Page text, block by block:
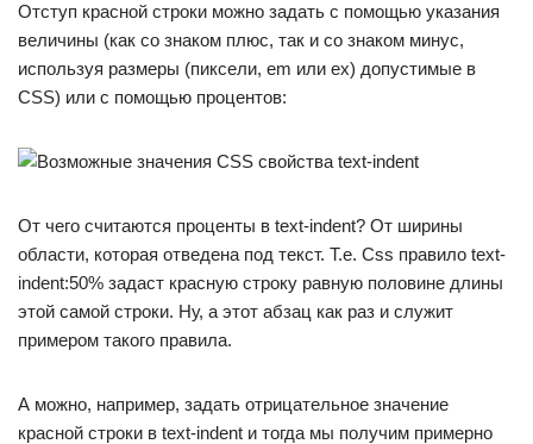
Отступ красной строки можно задать с помощью указания
величины (как со знаком плюс, так и со знаком минус,
используя размеры (пиксели, em или ex) допустимые в
CSS) или с помощью процентов:
От чего считаются проценты в text-indent? От ширины
области, которая отведена под текст. Т.е. Css правило text-
indent:50% задаст красную строку равную половине длины
этой самой строки. Ну, а этот абзац как раз и служит
примером такого правила.
А можно, например, задать отрицательное значение
красной строки в text-indent и тогда мы получим примерно